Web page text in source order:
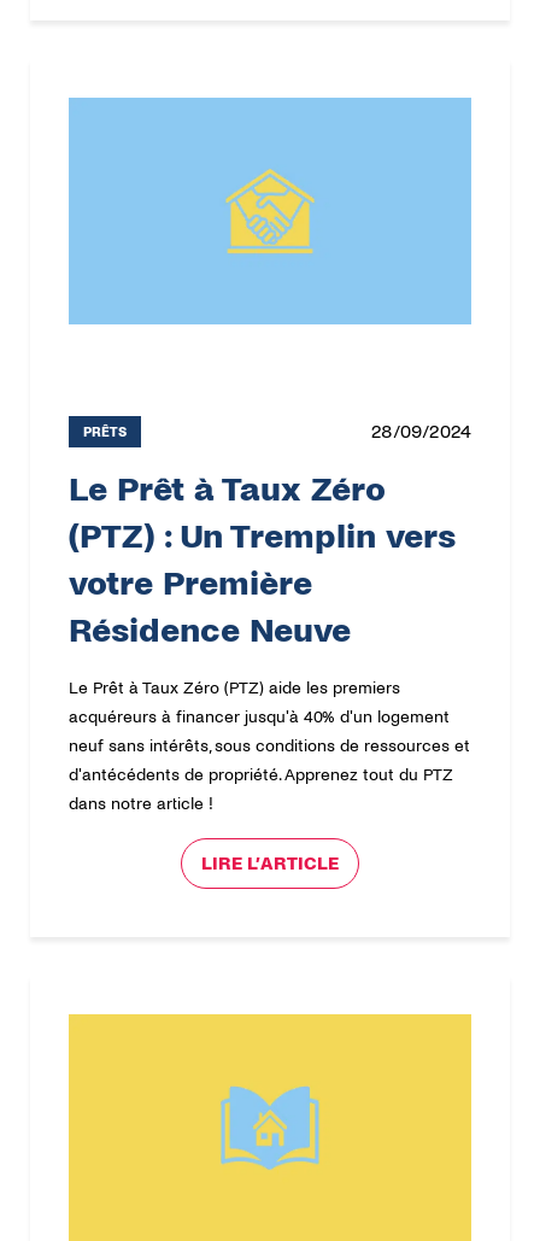
PRÊTS 28/09/2024
Le Prêt à Taux Zéro
(PTZ) : Un Tremplin vers
votre Première
Résidence Neuve
Le Prêt à Taux Zéro (PTZ) aide les premiers
acquéreurs à financer jusqu'à 40% d'un logement
neuf sans intérêts, sous conditions de ressources et
d'antécédents de propriété. Apprenez tout du PTZ
dans notre article !
LIRE L’ARTICLE